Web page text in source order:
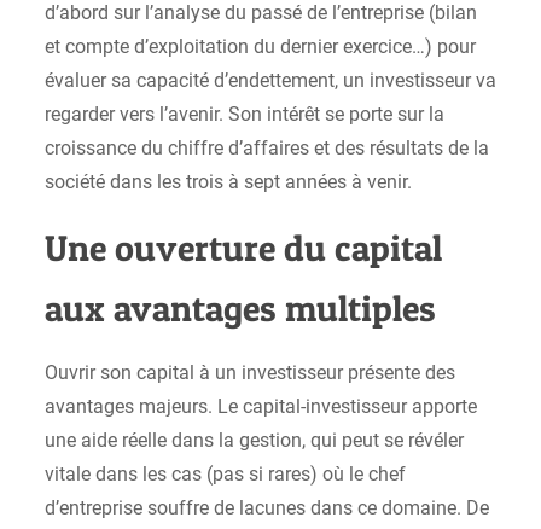
d’abord sur l’analyse du passé de l’entreprise (bilan
et compte d’exploitation du dernier exercice…) pour
évaluer sa capacité d’endettement, un investisseur va
regarder vers l’avenir. Son intérêt se porte sur la
croissance du chiffre d’affaires et des résultats de la
société dans les trois à sept années à venir.
Une ouverture du capital
aux avantages multiples
Ouvrir son capital à un investisseur présente des
avantages majeurs. Le capital-investisseur apporte
une aide réelle dans la gestion, qui peut se révéler
vitale dans les cas (pas si rares) où le chef
d’entreprise souffre de lacunes dans ce domaine. De